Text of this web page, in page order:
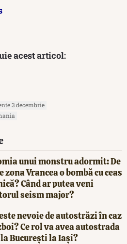
acest articol:
3 decembrie
unui monstru adormit: De
zona Vrancea o bombă cu ceas
Când ar putea veni
seism major?
nevoie de autostrăzi în caz
Ce rol va avea autostrada
la București la Iași?